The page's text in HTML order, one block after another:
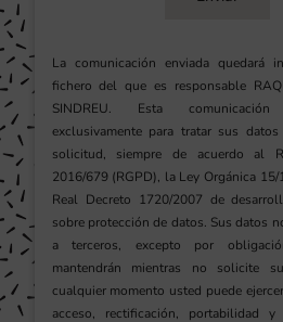
La comunicación enviada quedará
fichero del que es responsable
SINDREU. Esta
exclusivamente para tratar sus
solicitud, siempre de acuerdo al
2016/679 (RGPD), la Ley Orgánica
Real Decreto 1720/2007 de
sobre protección de datos. Sus datos
a terceros, excepto por
mantendrán mientras no solicite
cualquier momento usted puede
acceso, rectificación, portabilidad